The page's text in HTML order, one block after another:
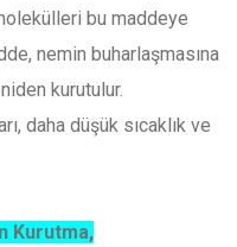
bu maddeye
nemin buharlaşmasına
kurutulur.
daha düşük sıcaklık ve
Kurutma,